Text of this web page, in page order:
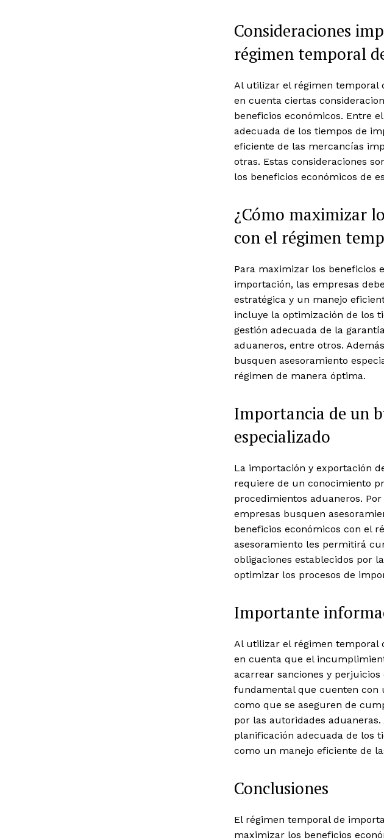
Consideraciones
régimen temporal
Al utilizar el régimen temporal
en cuenta ciertas
beneficios económicos. Entre
adecuada de los tiempos de
eficiente de las mercancías
otras. Estas consideraciones
los beneficios económicos de
¿Cómo maximizar
con el régimen
Para maximizar los beneficios
importación, las empresas
estratégica y un manejo
incluye la optimización de los
gestión adecuada de la
aduaneros, entre otros.
busquen asesoramiento
régimen de manera óptima.
Importancia de un
especializado
La importación y exportación
requiere de un conocimiento
procedimientos aduaneros.
empresas busquen
beneficios económicos con el
asesoramiento les permitirá
obligaciones establecidos por
optimizar los procesos de
Importante
Al utilizar el régimen temporal
en cuenta que el
acarrear sanciones y
fundamental que cuenten con
como que se aseguren de
por las autoridades
planificación adecuada de los
como un manejo eficiente de
Conclusiones
El régimen temporal de
maximizar los beneficios